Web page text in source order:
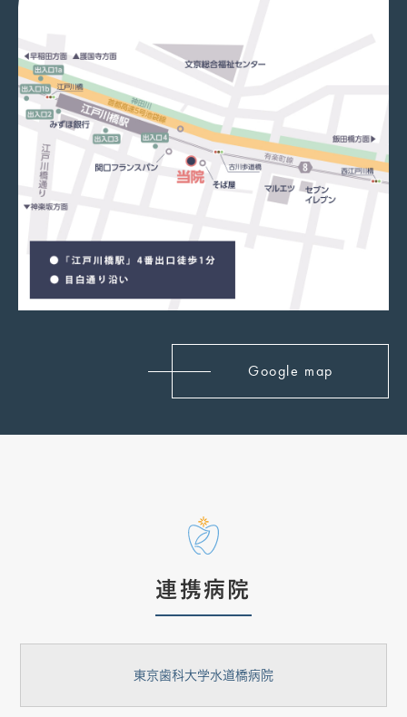
Google map
連携病院
東京歯科大学水道橋病院